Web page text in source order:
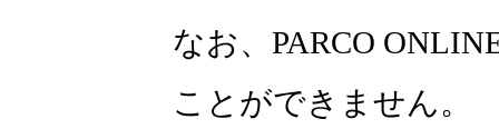
なお、PARCO
ことができません。